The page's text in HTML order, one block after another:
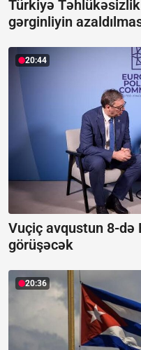
Türkiyə Təhlükəsizlik
gərginliyin
20:44
Vuçiç avqustun 8-də
görüşəcək
20:36